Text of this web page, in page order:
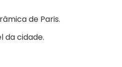
de Paris.
da cidade.